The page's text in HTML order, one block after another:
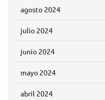
agosto 2024
julio 2024
junio 2024
mayo 2024
abril 2024